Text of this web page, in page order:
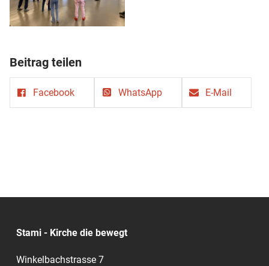
Beitrag teilen
Facebook WhatsApp E-Mail
Stami - Kirche die bewegt
Winkelbachstrasse 7